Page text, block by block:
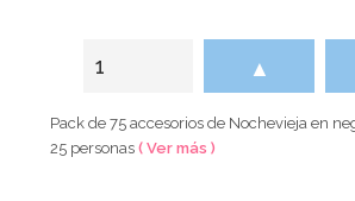
▲
Pack de 75 accesorios de Nochevieja en
25 personas( Ver más )